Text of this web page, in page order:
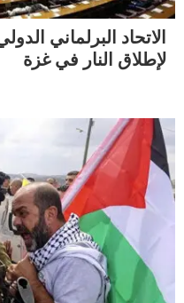
الاتحاد البرلماني
لإطلاق النار في غزة